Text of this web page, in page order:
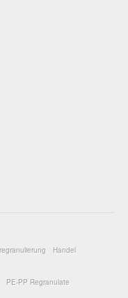
Handel
PE-PP Regranulate